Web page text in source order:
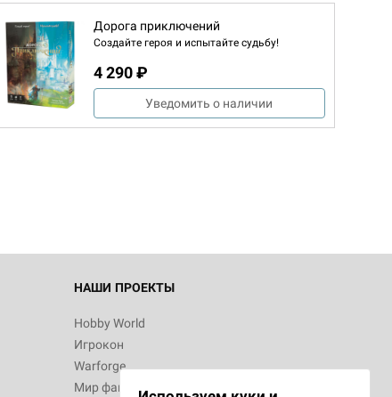
Дорога приключений
Создайте героя и испытайте судьбу!
4 290 ₽
Уведомить о наличии
НАШИ ПРОЕКТЫ
Hobby World
Игрокон
Warforge
Мир фантастики